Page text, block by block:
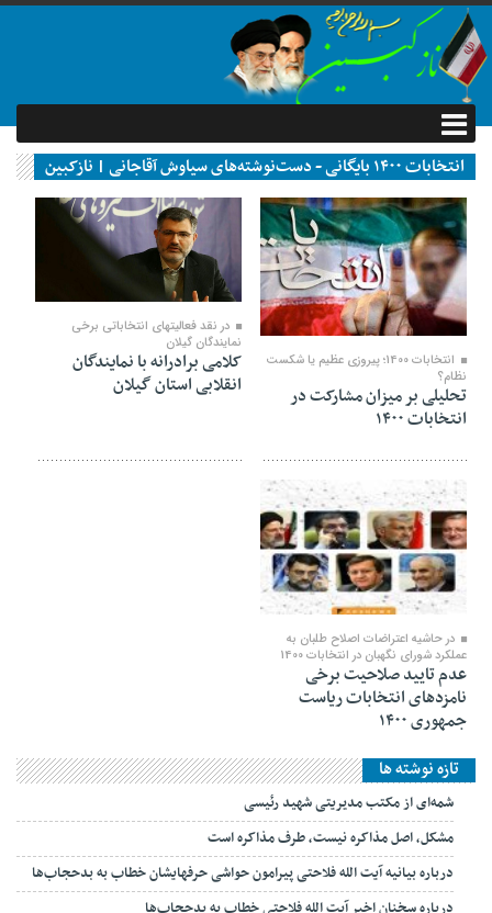
انتخابات ۱۴۰۰ بایگانی - دست‌نوشته‌های سیاوش آقاجانی | نازکبین
۱۲ تیر ۱۴۰۰
انتخابات 1400؛ پیروزی عظیم یا شکست
نظام؟
تحلیلی بر میزان مشارکت در
انتخابات ۱۴۰۰
۰۷ خرداد ۱۴۰۰
در نقد فعالیتهای انتخاباتی برخی
نمایندگان گیلان
کلامی برادرانه با نمایندگان
انقلابی استان گیلان
۰۴ خرداد ۱۴۰۰
در حاشیه اعتراضات اصلاح طلبان به
عملکرد شورای نگهبان در انتخابات 1400
عدم تایید صلاحیت برخی
نامزدهای انتخابات ریاست
جمهوری ۱۴۰۰
تازه نوشته ها
شمه‌ای از مکتب مدیریتی شهید رئیسی
مشکل، اصل مذاکره نیست، طرف مذاکره است
درباره بیانیه آیت الله فلاحتی پیرامون حواشی حرفهایشان خطاب به بدحجاب‌ها